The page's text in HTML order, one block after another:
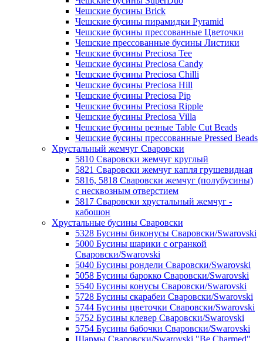
Чешские бусины Brick
Чешские бусины пирамидки Pyramid
Чешские бусины прессованные Цветочки
Чешские прессованные бусины Листики
Чешские бусины Preciosa Tee
Чешские бусины Preciosa Candy
Чешские бусины Preciosa Chilli
Чешские бусины Preciosa Hill
Чешские бусины Preciosa Pip
Чешские бусины Preciosa Ripple
Чешские бусины Preciosa Villa
Чешские бусины резные Table Cut Beads
Чешские бусины прессованные Pressed Beads
Хрустальный жемчуг Сваровски
5810 Сваровски жемчуг круглый
5821 Сваровски жемчуг капля грушевидная
5816, 5818 Сваровски жемчуг (полубусины)
с несквозным отверстием
5817 Сваровски хрустальный жемчуг -
кабошон
Хрустальные бусины Сваровски
5328 Бусины биконусы Сваровски/Swarovski
5000 Бусины шарики с огранкой
Сваровски/Swarovski
5040 Бусины рондели Сваровски/Swarovski
5058 Бусины барокко Сваровски/Swarovski
5540 Бусины конусы Сваровски/Swarovski
5728 Бусины скарабеи Сваровски/Swarovski
5744 Бусины цветочки Сваровски/Swarovski
5752 Бусины клевер Сваровски/Swarovski
5754 Бусины бабочки Сваровски/Swarovski